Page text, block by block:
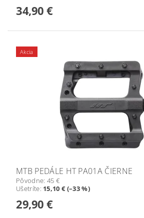
34,90 €
Akcia
MTB PEDÁLE HT PA01A ČIERNE
Pôvodne: 45 €
Ušetríte: 15,10 € (–33 %)
29,90 €